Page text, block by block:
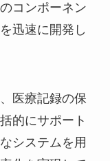
コンポーネン
迅速に開発し
医療記録の保
的にサポート
システムを用